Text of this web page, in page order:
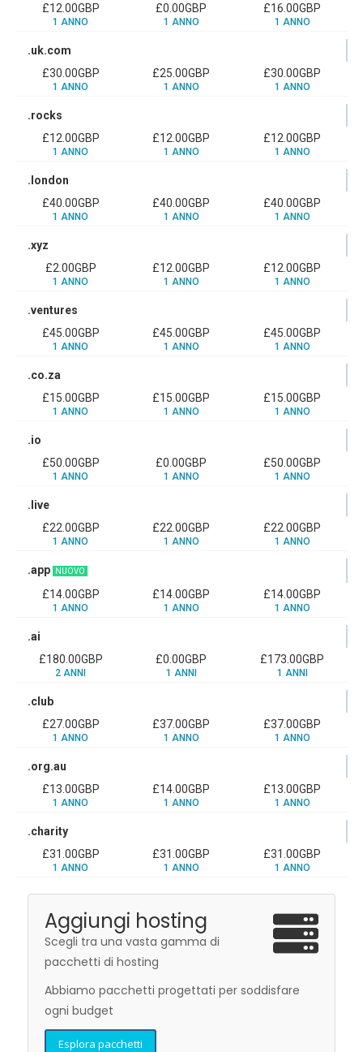
£12.00GBP
1 ANNO
£0.00GBP
1 ANNO
£16.00GBP
1 ANNO
.uk.com
£30.00GBP
1 ANNO
£25.00GBP
1 ANNO
£30.00GBP
1 ANNO
.rocks
£12.00GBP
1 ANNO
£12.00GBP
1 ANNO
£12.00GBP
1 ANNO
.london
£40.00GBP
1 ANNO
£40.00GBP
1 ANNO
£40.00GBP
1 ANNO
.xyz
£2.00GBP
1 ANNO
£12.00GBP
1 ANNO
£12.00GBP
1 ANNO
.ventures
£45.00GBP
1 ANNO
£45.00GBP
1 ANNO
£45.00GBP
1 ANNO
.co.za
£15.00GBP
1 ANNO
£15.00GBP
1 ANNO
£15.00GBP
1 ANNO
.io
£50.00GBP
1 ANNO
£0.00GBP
1 ANNO
£50.00GBP
1 ANNO
.live
£22.00GBP
1 ANNO
£22.00GBP
1 ANNO
£22.00GBP
1 ANNO
.app NUOVO
£14.00GBP
1 ANNO
£14.00GBP
1 ANNO
£14.00GBP
1 ANNO
.ai
£180.00GBP
2 ANNI
£0.00GBP
1 ANNI
£173.00GBP
1 ANNI
.club
£27.00GBP
1 ANNO
£37.00GBP
1 ANNO
£37.00GBP
1 ANNO
.org.au
£13.00GBP
1 ANNO
£14.00GBP
1 ANNO
£13.00GBP
1 ANNO
.charity
£31.00GBP
1 ANNO
£31.00GBP
1 ANNO
£31.00GBP
1 ANNO
Aggiungi hosting
Scegli tra una vasta gamma di
pacchetti di hosting
Abbiamo pacchetti progettati per soddisfare
ogni budget
Esplora pacchetti